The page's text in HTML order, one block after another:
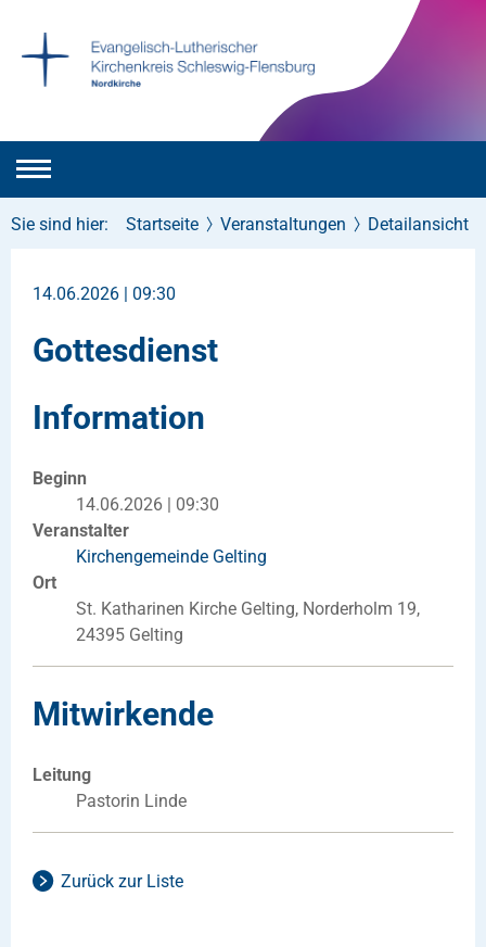
Sie sind hier: Startseite Veranstaltungen Detailansicht
14.06.2026 | 09:30
Gottesdienst
Information
Beginn
14.06.2026 | 09:30
Veranstalter
Kirchengemeinde Gelting
Ort
St. Katharinen Kirche Gelting, Norderholm 19,
24395 Gelting
Mitwirkende
Leitung
Pastorin Linde
Zurück zur Liste